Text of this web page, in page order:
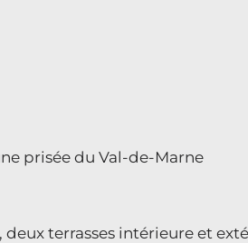
prisée du Val-de-Marne
terrasses intérieure et